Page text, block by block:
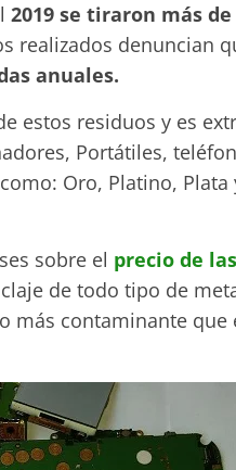
2019 se tiraron más
realizados denuncian
anuales.
estos residuos y es
Portátiles,
Oro, Platino, Plata
sobre el precio de
de todo tipo de
más contaminante que